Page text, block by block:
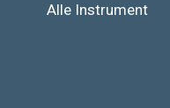
Alle Instrument